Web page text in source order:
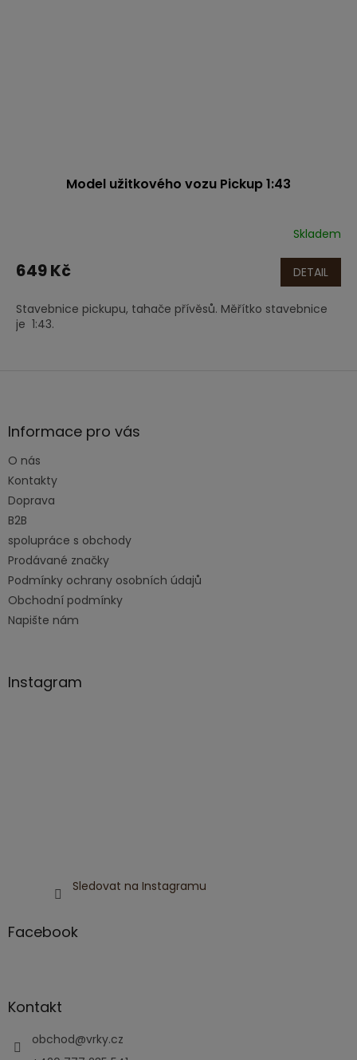
Model užitkového vozu Pickup 1:43
Skladem
649 Kč DETAIL
Stavebnice pickupu, tahače přívěsů. Měřítko stavebnice
je 1:43.
aInformace pro vás
O nás
Kontakty
Doprava
B2B
spolupráce s obchody
Prodávané značky
Podmínky ochrany osobních údajů
Obchodní podmínky
Napište nám
Instagram
Sledovat na Instagramu
Facebook
Kontakt
obchod@vrky.cz